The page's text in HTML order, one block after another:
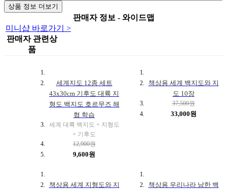
상품 정보 더보기
판매자 정보 - 와이드맵
미니샵 바로가기 >
판매자 관련상
품
세계지도 12종 세트
43x30cm 기후도 대륙 지
형도 백지도 호르무즈 해
협 학습
세계 대륙 백지도 + 지형도
+ 기후도
12,900원
9,600원
책상용 세계 백지도와 지
도 10장
37,500원
33,000원
책상용 세계 지형도와 지
책상용 우리나라 남한 백